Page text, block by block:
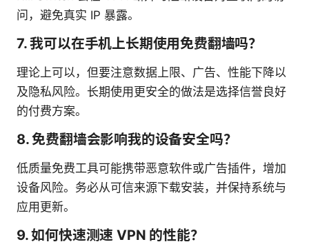
问，避免真实 IP 暴露。
7. 我可以在手机上长期使用免费翻墙吗？
理论上可以，但要注意数据上限、广告、性能下降以
及隐私风险。长期使用更安全的做法是选择信誉良好
的付费方案。
8. 免费翻墙会影响我的设备安全吗？
低质量免费工具可能携带恶意软件或广告插件，增加
设备风险。务必从可信来源下载安装，并保持系统与
应用更新。
9. 如何快速测速 VPN 的性能？